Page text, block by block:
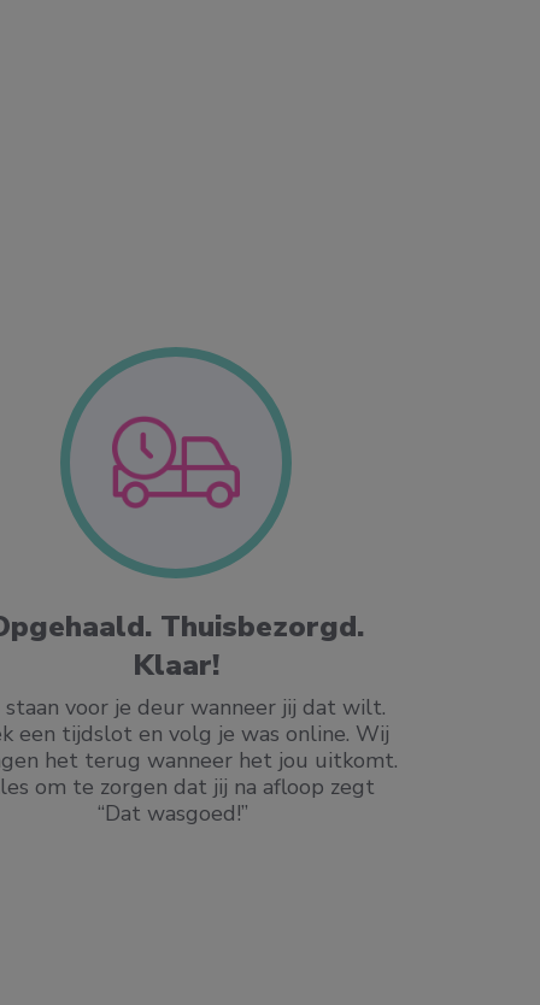
Thuisbezorgd.
Klaar!
voor je deur wanneer jij dat wilt.
een tijdslot en volg je was online. Wij
het terug wanneer het jou uitkomt.
om te zorgen dat jij na afloop zegt
“Dat wasgoed!”